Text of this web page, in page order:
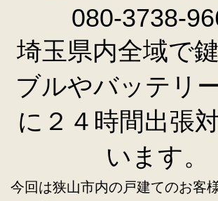
080-3738-
埼玉県内全域で
ブルやバッテリ
に２４時間出張
います。
今回は狭山市内の戸建てのお客